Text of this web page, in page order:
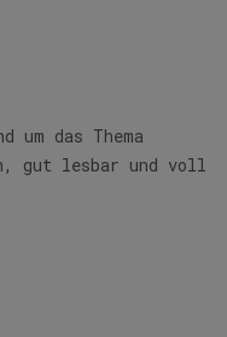
um das Thema
gut lesbar und voll